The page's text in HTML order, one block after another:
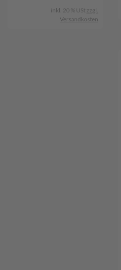
inkl. 20 % USt zzgl.
Versandkosten